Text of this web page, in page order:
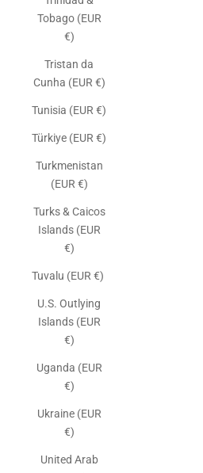
Tobago (EUR
€)
Tristan da
Cunha (EUR €)
Tunisia (EUR €)
Türkiye (EUR €)
Turkmenistan
(EUR €)
Turks & Caicos
Islands (EUR
€)
Tuvalu (EUR €)
U.S. Outlying
Islands (EUR
€)
Uganda (EUR
€)
Ukraine (EUR
€)
United Arab